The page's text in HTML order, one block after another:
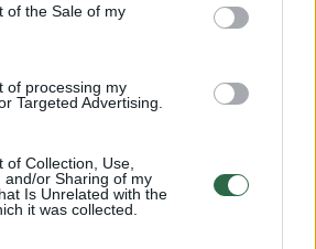
of the Sale of my
of processing my
Targeted Advertising.
of Collection, Use,
and/or Sharing of my
Is Unrelated with the
it was collected.
paskelbė Šventuosius
žinią.
XIV, pirmasis pontifikas
siekti taikos pasaulyje ir
išskyrė karą Ukrainoje ir
Rusijos atsisakymu